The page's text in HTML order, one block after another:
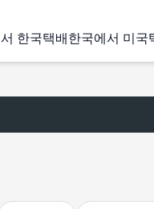
한국택배 한국에서 미국